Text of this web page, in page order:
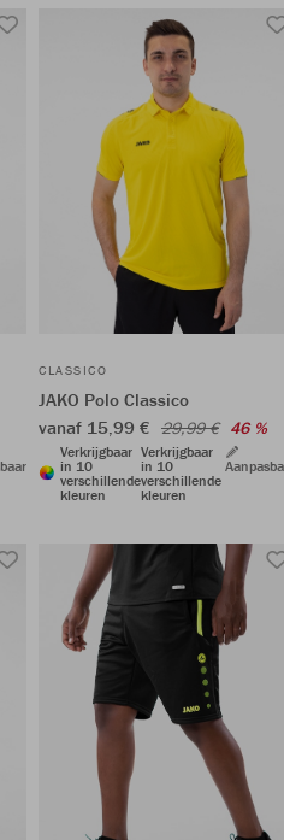
CLASSICO
JAKO Polo Classico
vanaf 15,99 € 29,99 € 46 %
Verkrijgbaar
in 10
verschillende
kleuren
Verkrijgbaar
in 10
verschillende
kleuren